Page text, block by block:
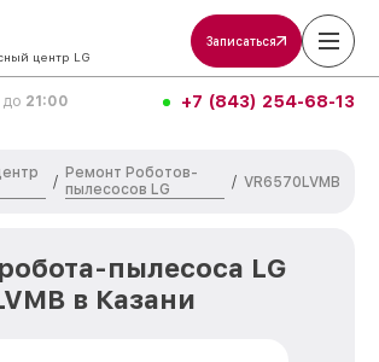
центр LG
Записаться
до 21:00 +7 (843) 254-68-13
/
Ремонт Роботов-
пылесосов LG
/ VR6570LVMB
пылесоса LG
в Казани